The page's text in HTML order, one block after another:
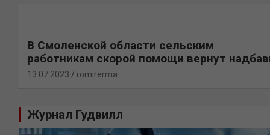
В Смоленской области сельским
работникам скорой помощи вернут
13.07.2023 romirerma
Журнал Гудвилл